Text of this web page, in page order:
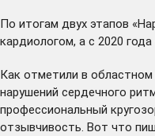
По итогам двух этапов
кардиологом, а с 2020
Как отметили в областном
нарушений сердечного
профессиональный
отзывчивость. Вот что